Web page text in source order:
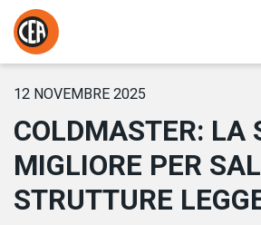
Vai al contenuto
HOME/
SALDARE STRUTTURE LEGGERE
12 NOVEMBRE 2025
COLDMASTER: LA
MIGLIORE PER
STRUTTURE